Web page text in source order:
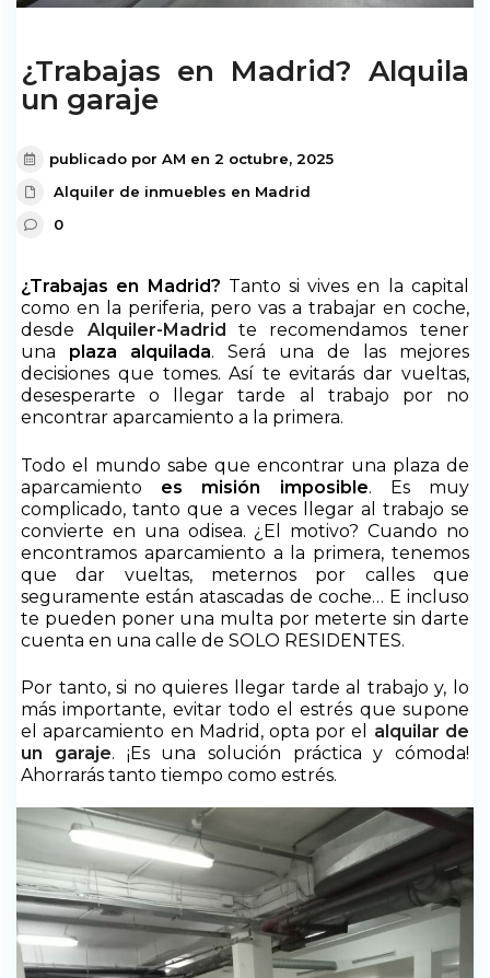
¿Trabajas en Madrid? Alquila
un garaje
publicado por AM en 2 octubre, 2025
Alquiler de inmuebles en Madrid
0
¿Trabajas en Madrid? Tanto si vives en la capital
como en la periferia, pero vas a trabajar en coche,
desde Alquiler-Madrid
te recomendamos tener
una plaza alquilada. Será una de las mejores
decisiones que tomes. Así te evitarás dar vueltas,
desesperarte o llegar tarde al trabajo por no
encontrar aparcamiento a la primera.
Todo el mundo sabe que encontrar una plaza de
aparcamiento es misión imposible. Es muy
complicado, tanto que a veces llegar al trabajo se
convierte en una odisea. ¿El motivo? Cuando no
encontramos aparcamiento a la primera, tenemos
que dar vueltas, meternos por calles que
seguramente están atascadas de coche… E incluso
te pueden poner una multa por meterte sin darte
cuenta en una calle de SOLO RESIDENTES.
Por tanto, si no quieres llegar tarde al trabajo y, lo
más importante, evitar todo el estrés que supone
el aparcamiento en Madrid, opta por el alquilar de
un garaje. ¡Es una solución práctica y cómoda!
Ahorrarás tanto tiempo como estrés.